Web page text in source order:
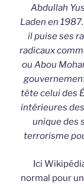
Abdullah
Laden en
il puise ses
radicaux
ou Abou
tête celui des
intérieures
unique des
terrorisme
Ici
normal pour